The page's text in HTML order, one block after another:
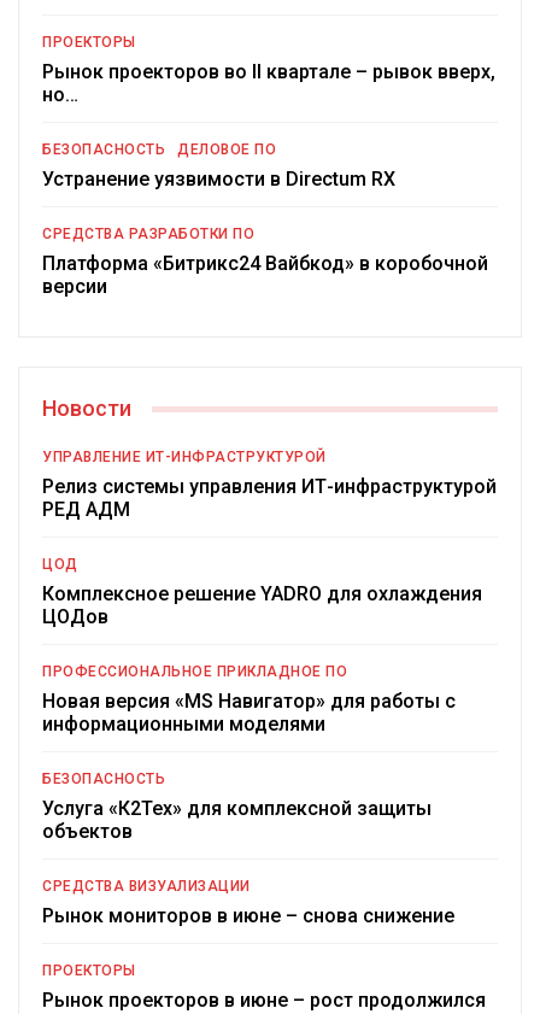
ПРОЕКТОРЫ
Рынок проекторов во II квартале – рывок вверх,
но…
БЕЗОПАСНОСТЬ ДЕЛОВОЕ ПО
Устранение уязвимости в Directum RX
СРЕДСТВА РАЗРАБОТКИ ПО
Платформа «Битрикс24 Вайбкод» в коробочной
версии
Новости
УПРАВЛЕНИЕ ИТ-ИНФРАСТРУКТУРОЙ
Релиз системы управления ИТ-инфраструктурой
РЕД АДМ
ЦОД
Комплексное решение YADRO для охлаждения
ЦОДов
ПРОФЕССИОНАЛЬНОЕ ПРИКЛАДНОЕ ПО
Новая версия «MS Навигатор» для работы с
информационными моделями
БЕЗОПАСНОСТЬ
Услуга «К2Тех» для комплексной защиты
объектов
СРЕДСТВА ВИЗУАЛИЗАЦИИ
Рынок мониторов в июне – снова снижение
ПРОЕКТОРЫ
Рынок проекторов в июне – рост продолжился